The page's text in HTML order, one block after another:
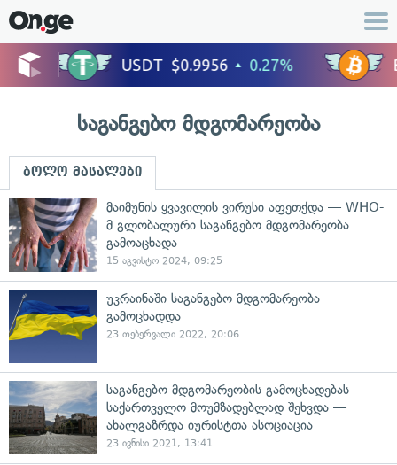
საგანგებო მდგომარეობა
ბოლო მასალები
მაიმუნის ყვავილის ვირუსი აფეთქდა — WHO-
მ გლობალური საგანგებო მდგომარეობა
გამოაცხადა
15 აგვისტო 2024, 09:25
უკრაინაში საგანგებო მდგომარეობა
გამოცხადდა
23 თებერვალი 2022, 20:06
საგანგებო მდგომარეობის გამოცხადებას
საქართველო მოუმზადებლად შეხვდა —
ახალგაზრდა იურისტთა ასოციაცია
23 ივნისი 2021, 13:41